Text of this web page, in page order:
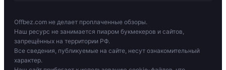
Offbez.com не делает проплаченные обзоры.
Наш ресурс не занимается пиаром букмекеров и сайтов,
запрещённых на территории РФ.
Все сведения, публикуемые на сайте, несут ознакомительный
характер.